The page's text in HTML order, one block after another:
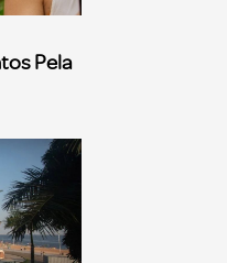
Pela